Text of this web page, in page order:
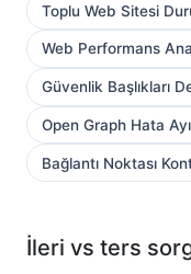
Toplu Web Sitesi
Web Performans
Güvenlik Başlıkları
Open Graph Hata
Bağlantı Noktası
İleri vs ters